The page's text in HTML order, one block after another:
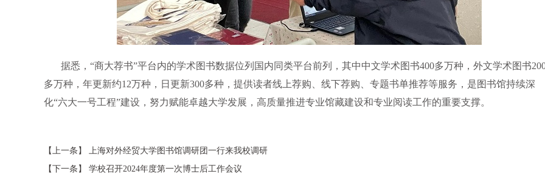
据悉，“商大荐书”平台内的学术图书数据位列国内同类平台前列，其中中文学术图书400多万种，外文学术图书
多万种，年更新约12万种，日更新300多种，提供读者线上荐购、线下荐购、专题书单推荐等服务，是图书馆持续深
化“六大一号工程”建设，努力赋能卓越大学发展，高质量推进专业馆藏建设和专业阅读工作的重要支撑。
【上一条】 上海对外经贸大学图书馆调研团一行来我校调研
【下一条】 学校召开2024年度第一次博士后工作会议